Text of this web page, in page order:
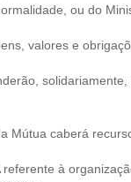
ou do
valores e
Mútua caberá
à